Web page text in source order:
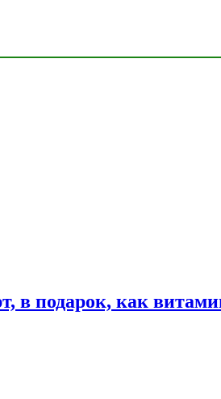
в подарок, как